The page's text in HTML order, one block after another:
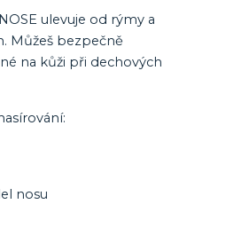
ulevuje od rýmy a
Můžeš bezpečně
na kůži při dechových
nosu